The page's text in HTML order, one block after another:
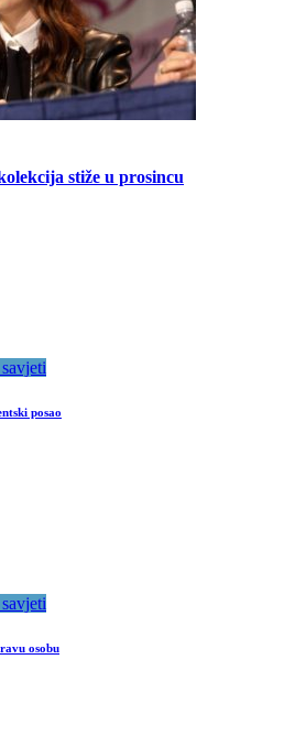
stiže u prosincu
posao
osobu